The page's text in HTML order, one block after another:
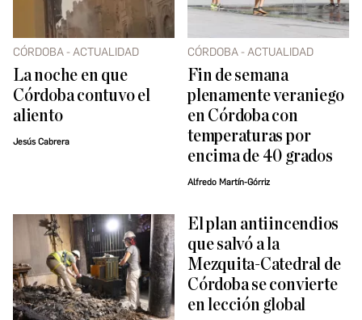
CÓRDOBA - ACTUALIDAD
La noche en que
Córdoba contuvo el
aliento
Jesús Cabrera
CÓRDOBA - ACTUALIDAD
Fin de semana
plenamente veraniego
en Córdoba con
temperaturas por
encima de 40 grados
Alfredo Martín-Górriz
El plan antiincendios
que salvó a la
Mezquita-Catedral de
Córdoba se convierte
en lección global